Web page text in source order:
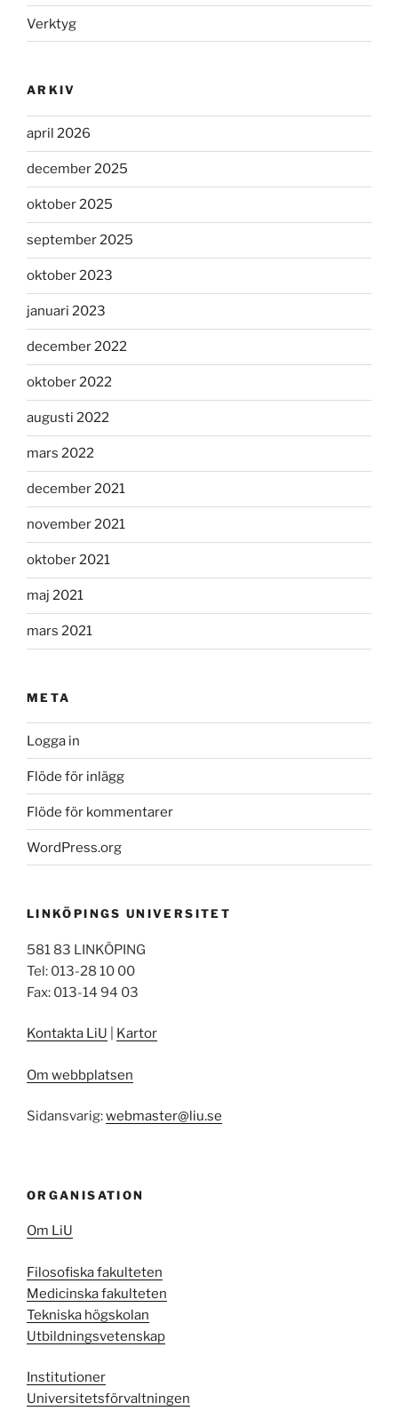
Verktyg
ARKIV
april 2026
december 2025
oktober 2025
september 2025
oktober 2023
januari 2023
december 2022
oktober 2022
augusti 2022
mars 2022
december 2021
november 2021
oktober 2021
maj 2021
mars 2021
META
Logga in
Flöde för inlägg
Flöde för kommentarer
WordPress.org
LINKÖPINGS UNIVERSITET
581 83 LINKÖPING
Tel: 013-28 10 00
Fax: 013-14 94 03
Kontakta LiU Kartor
Om webbplatsen
Sidansvarig:webmaster@liu.se
ORGANISATION
Om LiU
Filosofiska fakulteten
Medicinska fakulteten
Tekniska högskolan
Utbildningsvetenskap
Institutioner
Universitetsförvaltningen